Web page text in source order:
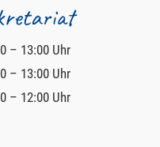
– 13:00 Uhr
– 13:00 Uhr
– 12:00 Uhr